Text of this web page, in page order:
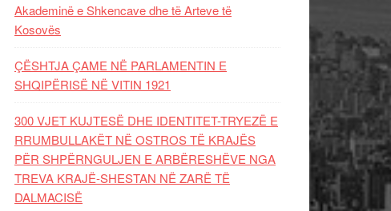
Akademinë e Shkencave dhe të Arteve të
Kosovës
ÇËSHTJA ÇAME NË PARLAMENTIN E
SHQIPËRISË NË VITIN 1921
300 VJET KUJTESË DHE IDENTITET-TRYEZË E
RRUMBULLAKËT NË OSTROS TË KRAJËS
PËR SHPËRNGULJEN E ARBËRESHËVE NGA
TREVA KRAJË-SHESTAN NË ZARË TË
DALMACISË